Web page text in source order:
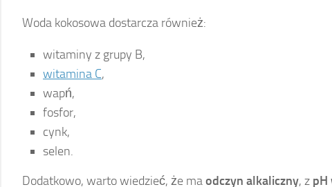
Woda kokosowa dostarcza również:
witaminy z grupy B,
witamina C,
wapń,
fosfor,
cynk,
selen.
Dodatkowo, warto wiedzieć, że maodczyn alkaliczny, z pH